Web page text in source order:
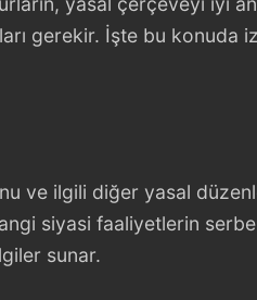
gerekir. İşte bu konuda
ve ilgili diğer yasal
siyasi faaliyetlerin
sunar.